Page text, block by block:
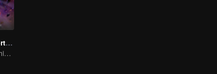
Legend of Immortals
The boy changed his life into a king